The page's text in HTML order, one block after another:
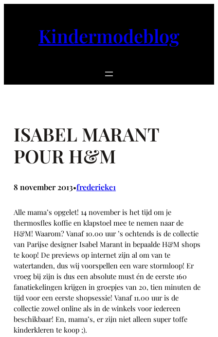
Kindermodeblog
ISABEL MARANT
POUR H&M
8 november 2013•frederieke1
Alle mama’s opgelet! 14 november is het tijd om je
thermosfles koffie en klapstoel mee te nemen naar de
H&M! Waarom? Vanaf 10.00 uur ’s ochtends is de collectie
van Parijse designer Isabel Marant in bepaalde H&M shops
te koop! De previews op internet zijn al om van te
watertanden, dus wij voorspellen een ware stormloop! Er
vroeg bij zijn is dus een absolute must én de eerste 160
fanatiekelingen krijgen in groepjes van 20, tien minuten de
tijd voor een eerste shopsessie! Vanaf 11.00 uur is de
collectie zowel online als in de winkels voor iedereen
beschikbaar! En, mama’s, er zijn niet alleen super toffe
kinderkleren te koop ;).